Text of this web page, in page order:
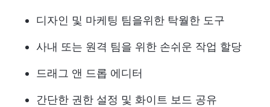
디자인 및 마케팅 팀을위한 탁월한 도구
사내 또는 원격 팀을 위한 손쉬운 작업 할당
드래그 앤 드롭 에디터
간단한 권한 설정 및 화이트 보드 공유